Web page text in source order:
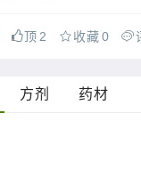
顶 2 收藏0
方剂 药材